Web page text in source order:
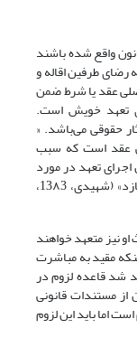
قانون واقع شده باشند
رضای طرفین اقاله و
عقد یا شرط ضمن
تعهد خویش است.
حقوقی می‌باشد. «
عقد است که سبب
تعهد در مورد
شرط، عقد را منحل نمی‌‌کند فقط قابل فسخ می‌سازد» (شهیدی، 13۸3،
نیز متعهد خواهند
مقید به مباشرت
شد قاعده لزوم در
مدنی ایران از مستندات قانونی
اما باید این لزوم